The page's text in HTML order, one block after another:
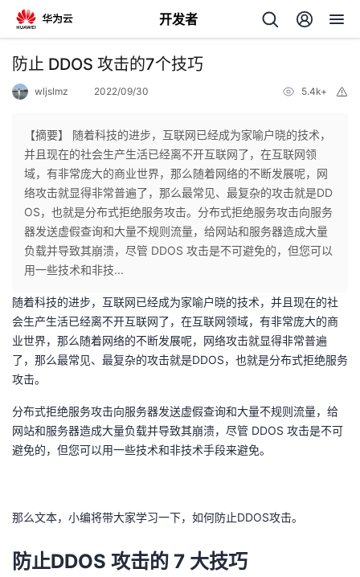
开发者
返
个
人
主
页
我
的
开
发
者
我
防止 DDOS 攻击的7个技巧
wljslmz 2022/09/30 5.4k+
【摘要】 随着科技的进步，互联网已经成为家喻户晓的技术，
并且现在的社会生产生活已经离不开互联网了，在互联网领
域，有非常庞大的商业世界，那么随着网络的不断发展呢，网
络攻击就显得非常普遍了，那么最常见、最复杂的攻击就是DD
OS，也就是分布式拒绝服务攻击。分布式拒绝服务攻击向服务
器发送虚假查询和大量不规则流量，给网站和服务器造成大量
负载并导致其崩溃，尽管 DDOS 攻击是不可避免的，但您可以
用一些技术和非技...
随着科技的进步，互联网已经成为家喻户晓的技术，并且现在的社
会生产生活已经离不开互联网了，在互联网领域，有非常庞大的商
业世界，那么随着网络的不断发展呢，网络攻击就显得非常普遍
了，那么最常见、最复杂的攻击就是DDOS，也就是分布式拒绝服务
攻击。
分布式拒绝服务攻击向服务器发送虚假查询和大量不规则流量，给
网站和服务器造成大量负载并导致其崩溃，尽管 DDOS 攻击是不可
避免的，但您可以用一些技术和非技术手段来避免。
那么文本，小编将带大家学习一下，如何防止DDOS攻击。
防止DDOS 攻击的 7 大技巧